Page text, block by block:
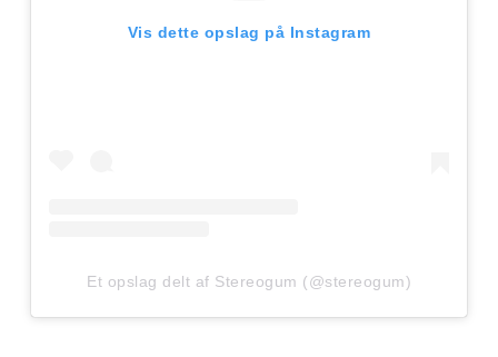
Vis dette opslag på Instagram
Et opslag delt af Stereogum (@stereogum)